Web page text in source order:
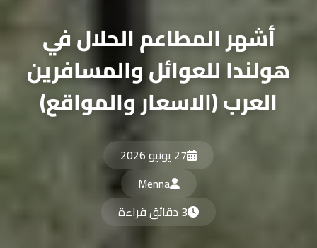
أشهر المطاعم الحلال في
هولندا للعوائل والمسافرين
العرب (الاسعار والمواقع)
27 يونيو 2026
Menna
3 دقائق قراءة